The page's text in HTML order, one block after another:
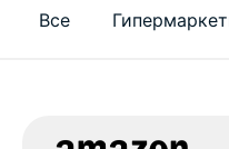
Все